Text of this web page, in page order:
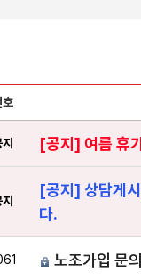
호
[공지] 여름 휴
[공지] 상담게
다.
노조가입 문